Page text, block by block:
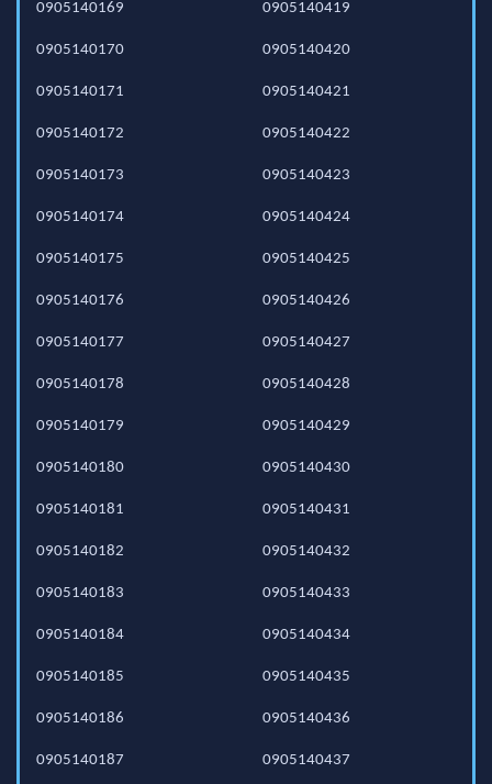
0905140169
0905140170
0905140171
0905140172
0905140173
0905140174
0905140175
0905140176
0905140177
0905140178
0905140179
0905140180
0905140181
0905140182
0905140183
0905140184
0905140185
0905140186
0905140187
0905140419
0905140420
0905140421
0905140422
0905140423
0905140424
0905140425
0905140426
0905140427
0905140428
0905140429
0905140430
0905140431
0905140432
0905140433
0905140434
0905140435
0905140436
0905140437